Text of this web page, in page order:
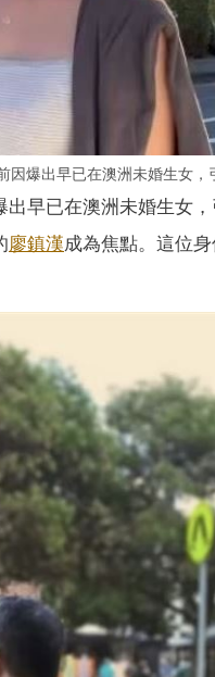
爆出早已在澳洲未婚生女，
出早已在澳洲未婚生女
廖鎮漢成為焦點。這位